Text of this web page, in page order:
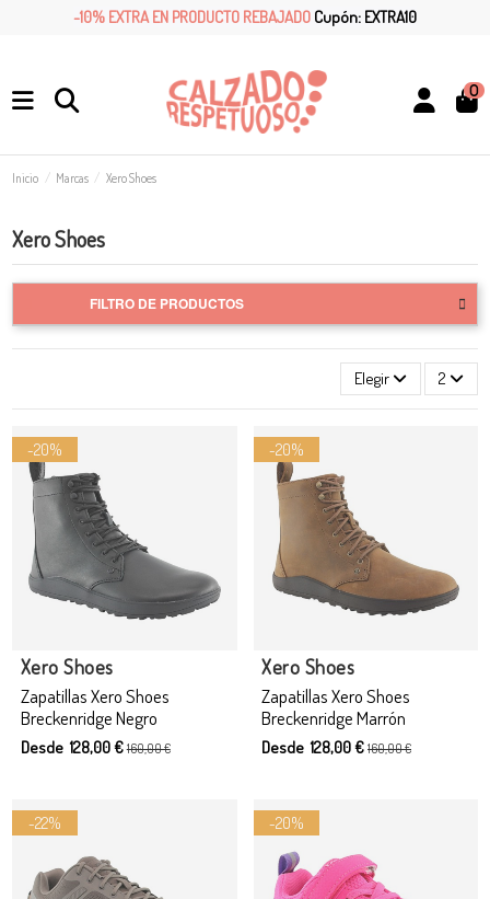
-10% EXTRA EN PRODUCTO REBAJADO Cupón: EXTRA10
0
Inicio Marcas Xero Shoes
Xero Shoes
FILTRO DE PRODUCTOS
Elegir 2
-20%
Zapatillas Xero Shoes
Breckenridge Negro
Xero Shoes
Desde 128,00 €160,00 €
-20%
Zapatillas Xero Shoes
Breckenridge Marrón
Xero Shoes
Desde 128,00 € 160,00 €
-22% -20%